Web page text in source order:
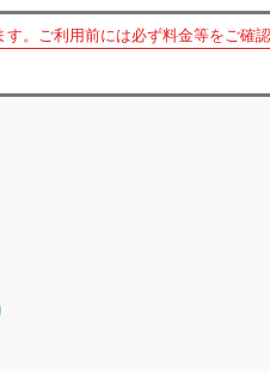
。ご利用前には必ず料金等をご確認